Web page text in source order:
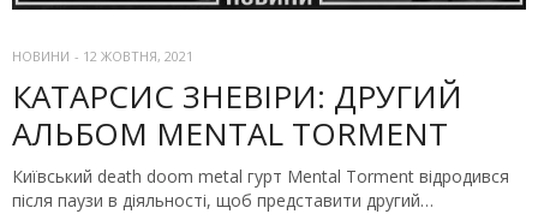
НОВИНИ - 12 ЖОВТНЯ, 2021
КАТАРСИС ЗНЕВІРИ: ДРУГИЙ
АЛЬБОМ MENTAL TORMENT
Київський death doom metal гурт Mental Torment відродився
після паузи в діяльності, щоб представити другий…